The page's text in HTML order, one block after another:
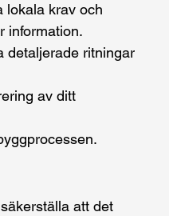
lokala krav och
information.
detaljerade ritningar
av ditt
att det